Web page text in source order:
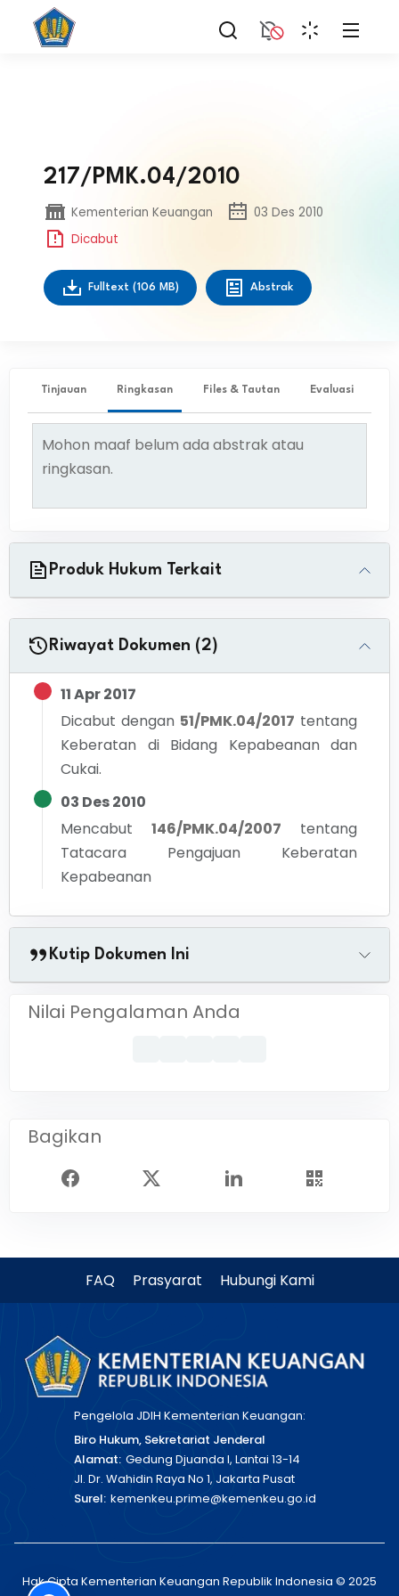
217/PMK.04/2010
Kementerian Keuangan
03 Des 2010
Dicabut
Fulltext (106 MB) Abstrak
Tinjauan Ringkasan Files & Tautan Evaluasi
Mohon maaf belum ada abstrak atau
ringkasan.
Produk Hukum Terkait
Riwayat Dokumen (2)
11 Apr 2017
Dicabut dengan 51/PMK.04/2017 tentang
Keberatan di Bidang Kepabeanan dan
Cukai.
03 Des 2010
Mencabut
146/PMK.04/2007
tentang
Tatacara Pengajuan Keberatan
Kepabeanan
Kutip Dokumen Ini
Nilai Pengalaman Anda
Bagikan
FAQ Prasyarat Hubungi Kami
Pengelola JDIH Kementerian Keuangan:
Biro Hukum, Sekretariat Jenderal
Alamat: Gedung Djuanda I, Lantai 13-14
Jl. Dr. Wahidin Raya No 1, Jakarta Pusat
Surel: kemenkeu.prime@kemenkeu.go.id
Hak Cipta Kementerian Keuangan Republik Indonesia © 2025